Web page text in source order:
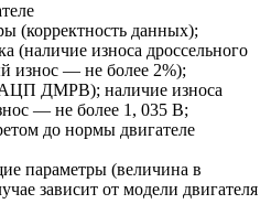
(корректность данных);
(наличие износа дроссельного
износ — не более 2%);
ДМРВ); наличие износа
— не более 1, 035 В;
до нормы двигателе
параметры (величина в
зависит от модели двигателя